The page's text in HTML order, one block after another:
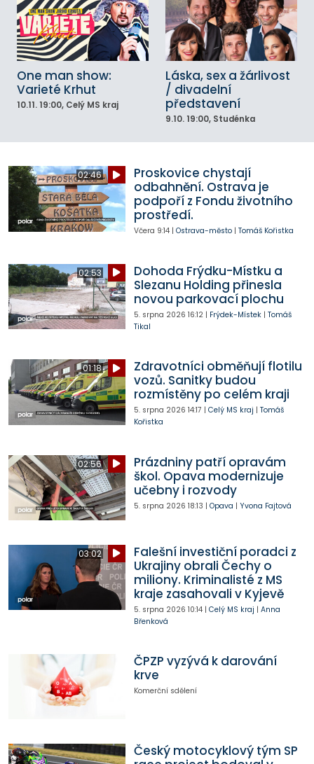
One man show:
Varieté Krhut
10.11. 19:00, Celý MS kraj
Láska, sex a žárlivost
/ divadelní
představení
9.10. 19:00, Studénka
02:46
Proskovice chystají
odbahnění. Ostrava je
podpoří z Fondu životního
prostředí.
Včera 9:14| Ostrava-město| Tomáš Kořistka
02:53
Dohoda Frýdku-Místku a
Slezanu Holding přinesla
novou parkovací plochu
5. srpna 2026 16:12| Frýdek-Místek| Tomáš
Tikal
01:18
Zdravotníci obměňují flotilu
vozů. Sanitky budou
rozmístěny po celém kraji
5. srpna 2026 14:17 | Celý MS kraj | Tomáš
Kořistka
02:56
Prázdniny patří opravám
škol. Opava modernizuje
učebny i rozvody
5. srpna 2026 18:13 | Opava | Yvona Fajtová
03:02
Falešní investiční poradci z
Ukrajiny obrali Čechy o
miliony. Kriminalisté z MS
kraje zasahovali v Kyjevě
5. srpna 2026 10:14| Celý MS kraj | Anna
Břenková
ČPZP vyzývá k darování
krve
Komerční sdělení
Český motocyklový tým SP